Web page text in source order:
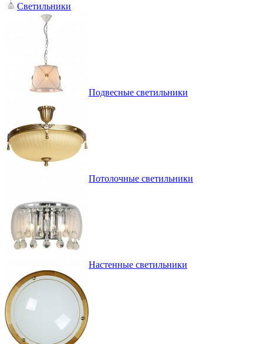
Светильники
Подвесные светильники
Потолочные светильники
Настенные светильники